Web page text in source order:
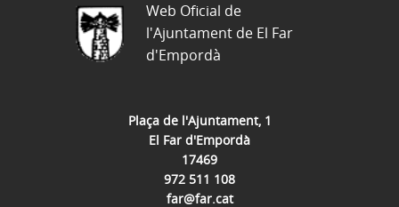
Plaça de l'Ajuntament, 1
El Far d'Empordà
17469
972 511 108
far@far.cat
Web Oficial de
l'Ajuntament de El Far
d'Empordà